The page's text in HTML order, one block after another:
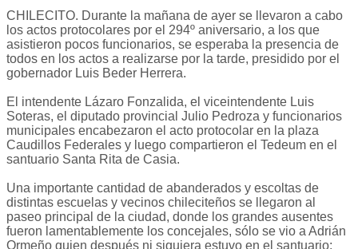
CHILECITO. Durante la mañana de ayer se llevaron a cabo
los actos protocolares por el 294º aniversario, a los que
asistieron pocos funcionarios, se esperaba la presencia de
todos en los actos a realizarse por la tarde, presidido por el
gobernador Luis Beder Herrera.
El intendente Lázaro Fonzalida, el viceintendente Luis
Soteras, el diputado provincial Julio Pedroza y funcionarios
municipales encabezaron el acto protocolar en la plaza
Caudillos Federales y luego compartieron el Tedeum en el
santuario Santa Rita de Casia.
Una importante cantidad de abanderados y escoltas de
distintas escuelas y vecinos chileciteños se llegaron al
paseo principal de la ciudad, donde los grandes ausentes
fueron lamentablemente los concejales, sólo se vio a Adrián
Ormeño quien después ni siquiera estuvo en el santuario;